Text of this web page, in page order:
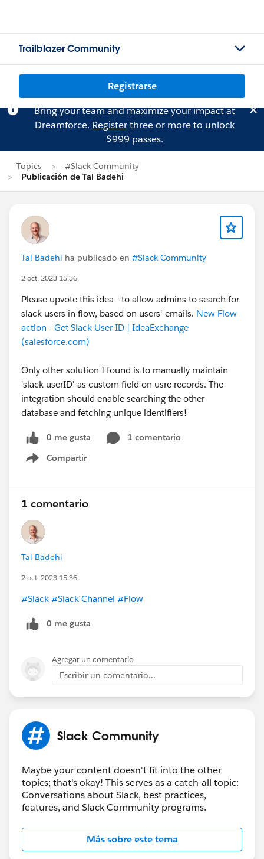
Trailblazer Community
Registrarse
Bring your team and maximize your impact at
Dreamforce. Registerthree or more to unlock
$999 passes.
Topics
#Slack Community
Publicación de Tal Badehi
Tal Badehi ha publicado en #Slack Community
2 oct. 2023 15:36
Please upvote this idea - to allow admins to search for
slack users in flow, based on users' emails. New Flow
action - Get Slack User ID | IdeaExchange
(salesforce.com)
Only other solution I found is to manually maintain
'slack userID' as custom field on usre records. The
integration should enable searching the other
database and fetching unique identifiers!
0 me gusta
1 comentario
Compartir
Show menu
1 comentario
Tal Badehi
2 oct. 2023 15:36
#Slack #Slack Channel #Flow
0 me gusta
Agregar un comentario
Escribir un comentario...
Slack Community
Maybe your content doesn't fit into the other
topics; that's okay! This serves as a catch-all topic:
Conversations about Slack, best practices,
features, and Slack Community programs.
Más sobre este tema